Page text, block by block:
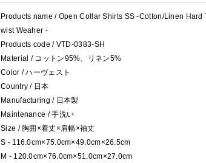
Products name / Open Collar Shirts SS -Cotton/Linen Hard
wist Weaher -
Products code / VTD-0383-SH
Material / コットン95%、リネン5%
Color / ハーヴェスト
Country / 日本
Manufacturing / 日本製
Maintenance / 手洗い
Size / 胸囲×着丈×肩幅×袖丈
S - 116.0cm×75.0cm×49.0cm×26.5cm
M - 120.0cm×76.0cm×51.0cm×27.0cm